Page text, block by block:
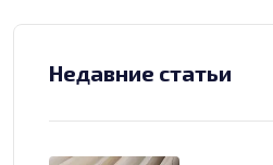
Недавние статьи